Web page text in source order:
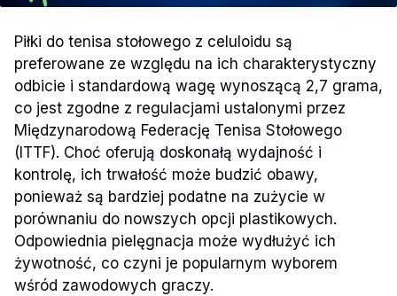
Piłki do tenisa stołowego z celuloidu są
preferowane ze względu na ich charakterystyczny
odbicie i standardową wagę wynoszącą 2,7 grama,
co jest zgodne z regulacjami ustalonymi przez
Międzynarodową Federację Tenisa Stołowego
(ITTF). Choć oferują doskonałą wydajność i
kontrolę, ich trwałość może budzić obawy,
ponieważ są bardziej podatne na zużycie w
porównaniu do nowszych opcji plastikowych.
Odpowiednia pielęgnacja może wydłużyć ich
żywotność, co czyni je popularnym wyborem
wśród zawodowych graczy.